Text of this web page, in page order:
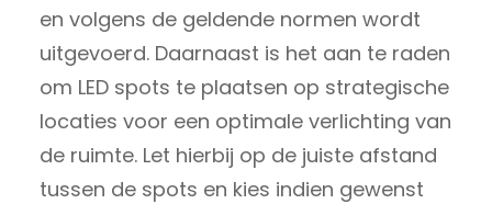
en volgens de geldende normen wordt
uitgevoerd. Daarnaast is het aan te raden
om LED spots te plaatsen op strategische
locaties voor een optimale verlichting van
de ruimte. Let hierbij op de juiste afstand
tussen de spots en kies indien gewenst